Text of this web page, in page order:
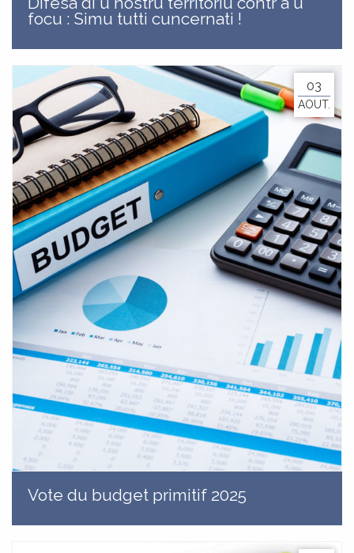
ATTUALITÀ
ACTUALITÉS
focu : Simu tutti cuncernati !
03
AOUT.
Vote du budget primitif 2025